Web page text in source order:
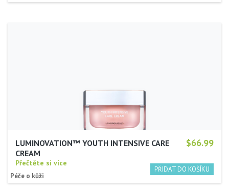
$66.99
LUMINOVATION™ YOUTH INTENSIVE CARE
CREAM
Přečtěte si více
Péče o kůži